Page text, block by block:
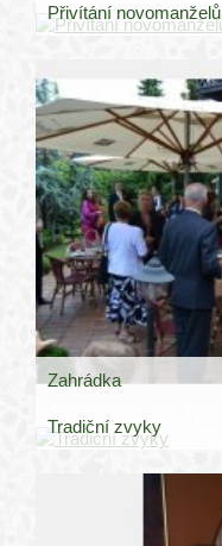
Přivítání novomanželů
Zahrádka
Tradiční zvyky